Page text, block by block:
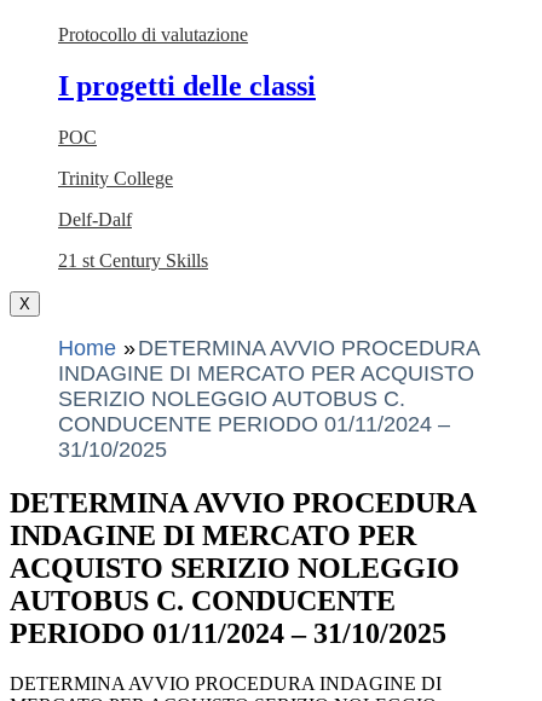
Protocollo di valutazione
I progetti delle classi
POC
Trinity College
Delf-Dalf
21 st Century Skills
X
Home
DETERMINA AVVIO PROCEDURA
INDAGINE DI MERCATO PER ACQUISTO
SERIZIO NOLEGGIO AUTOBUS C.
CONDUCENTE PERIODO 01/11/2024 –
31/10/2025
DETERMINA AVVIO PROCEDURA
INDAGINE DI MERCATO PER
ACQUISTO SERIZIO NOLEGGIO
AUTOBUS C. CONDUCENTE
PERIODO 01/11/2024 – 31/10/2025
DETERMINA AVVIO PROCEDURA INDAGINE DI